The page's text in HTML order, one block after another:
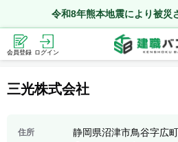
令和8年熊本地震により被災
会員登録 ログイン
三光株式会社
住所 静岡県沼津市鳥谷字広